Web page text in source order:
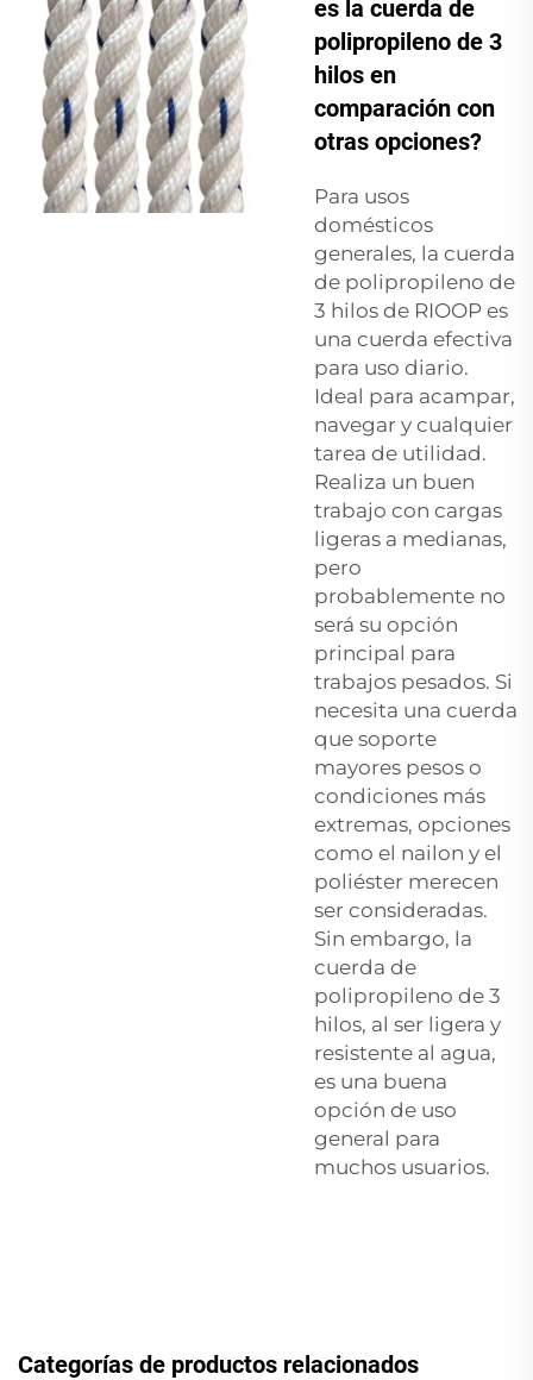
es la cuerda de
polipropileno de 3
hilos en
comparación con
otras opciones?
Para usos
domésticos
generales, la cuerda
de polipropileno de
3 hilos de RIOOP es
una cuerda efectiva
para uso diario.
Ideal para acampar,
navegar y cualquier
tarea de utilidad.
Realiza un buen
trabajo con cargas
ligeras a medianas,
pero
probablemente no
será su opción
principal para
trabajos pesados. Si
necesita una cuerda
que soporte
mayores pesos o
condiciones más
extremas, opciones
como el nailon y el
poliéster merecen
ser consideradas.
Sin embargo, la
cuerda de
polipropileno de 3
hilos, al ser ligera y
resistente al agua,
es una buena
opción de uso
general para
muchos usuarios.
Categorías de productos relacionados